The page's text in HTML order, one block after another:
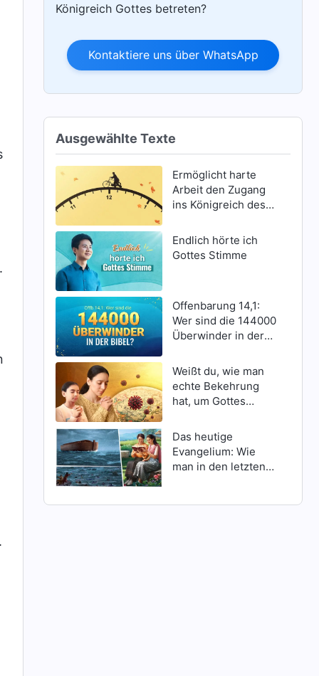
Königreich Gottes betreten?
Kontaktiere uns über WhatsApp
Ausgewählte Texte
Ermöglicht harte
Arbeit den Zugang
ins Königreich des
Endlich hörte ich
Gottes Stimme
Offenbarung 14,1:
Wer sind die 144000
Überwinder in der
Weißt du, wie man
echte Bekehrung
hat, um Gottes
Katastrophen zu
erlangen?
Das heutige
Evangelium: Wie
man in den letzten